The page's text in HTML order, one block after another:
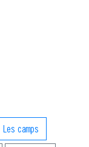
Les camps